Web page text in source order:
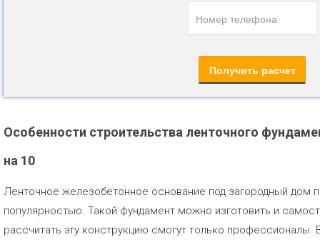
Особенности строительства ленточного
на 10
Ленточное железобетонное основание под загородный дом
популярностью. Такой фундамент можно изготовить и
рассчитать эту конструкцию смогут только профессионалы.